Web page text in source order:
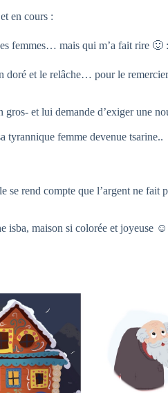
en cours :
femmes… mais qui m’a fait rire 🙂 :
doré et le relâche… pour le
gros- et lui demande d’exiger une
tyrannique femme devenue tsarine..
rend compte que l’argent ne fait
isba, maison si colorée et joyeuse ☺️